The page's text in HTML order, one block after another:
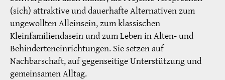
(sich) attraktive und dauerhafte Alternativen zum
ungewollten Alleinsein, zum klassischen
Kleinfamiliendasein und zum Leben in Alten- und
Behinderteneinrichtungen. Sie setzen auf
Nachbarschaft, auf gegenseitige Unterstützung und
gemeinsamen Alltag.